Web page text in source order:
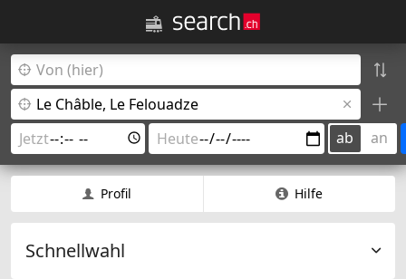
ab an
Profil Hilfe
Schnellwahl